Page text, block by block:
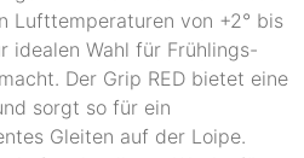
Lufttemperaturen von +2° bis
idealen Wahl für Frühlings-
Der Grip RED bietet eine
sorgt so für ein
Gleiten auf der Loipe.